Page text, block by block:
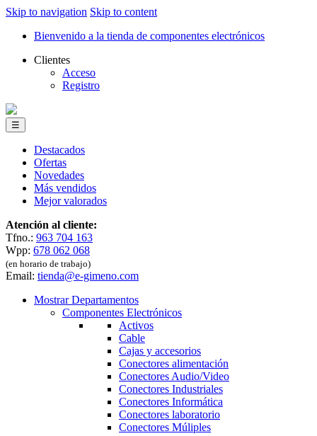
Skip to navigation Skip to content
Bienvenido a la tienda de componentes electrónicos
Clientes
Acceso
Registro
☰
Destacados
Ofertas
Novedades
Más vendidos
Mejor valorados
Atención al cliente:
Tfno.: 963 704 163
Wpp: 678 062 068
(en horario de trabajo)
Email: tienda@e-gimeno.com
Mostrar Departamentos
Componentes Electrónicos
Activos
Cable
Cajas y accesorios
Conectores alimentación
Conectores Audio/Video
Conectores Industriales
Conectores Informática
Conectores laboratorio
Conectores Múliples